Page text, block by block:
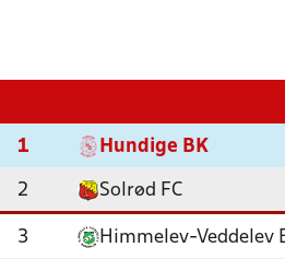
1 Hundige BK
2 Solrød FC
3 Himmelev-Veddelev